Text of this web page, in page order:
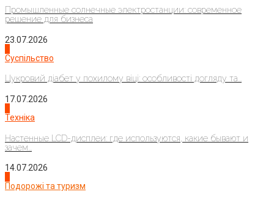
Промышленные солнечные электростанции: современное
решение для бизнеса
23.07.2026
Суспільство
Цукровий діабет у похилому віці: особливості догляду та...
17.07.2026
Техніка
Настенные LCD-дисплеи: где используются, какие бывают и
зачем...
14.07.2026
Подорожі та туризм